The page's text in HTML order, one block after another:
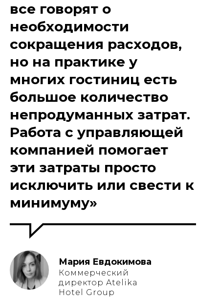
все говорят о
необходимости
сокращения расходов,
но на практике у
многих гостиниц есть
большое количество
непродуманных затрат.
Работа с управляющей
компанией помогает
эти затраты просто
исключить или свести к
минимуму»
Мария Евдокимова
Коммерческий
директор Atelika
Hotel Group